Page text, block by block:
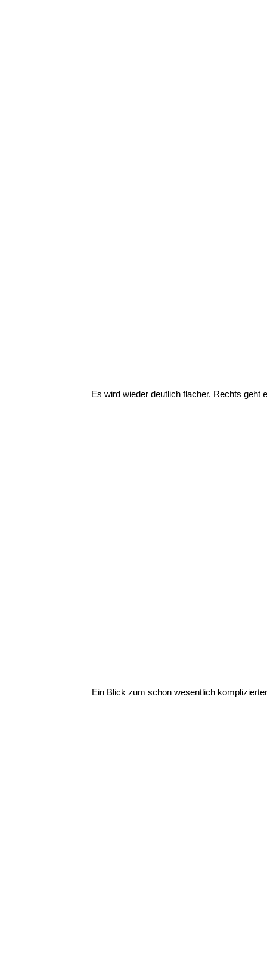
Ein Blick zum schon wesentlich
Es wird wieder deutlich flacher. Rechts geht